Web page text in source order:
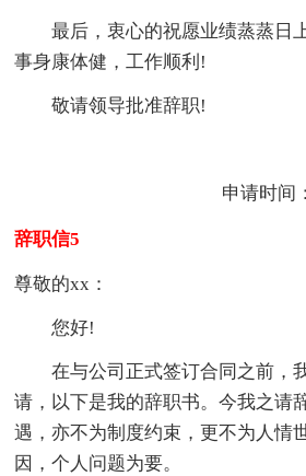
最后，衷心的祝愿业绩蒸蒸日
事身康体健，工作顺利!
敬请领导批准辞职!
申请时间：
辞职信5
尊敬的xx：
您好!
在与公司正式签订合同之前，
请，以下是我的辞职书。今我之请
遇，亦不为制度约束，更不为人情
因，个人问题为要。